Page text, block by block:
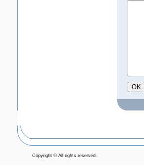
Copyright © All rights reserved.